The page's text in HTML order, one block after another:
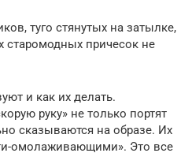
туго стянутых на затылке,
старомодных причесок не
и как их делать.
руку» не только портят
сказываются на образе. Их
омолаживающими». Это все